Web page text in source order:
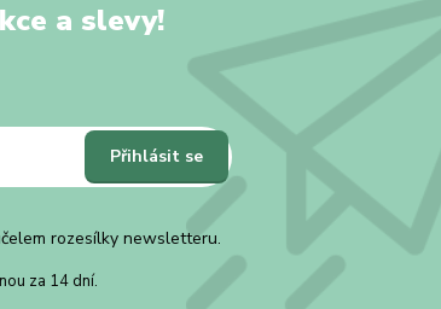
a slevy!
Přihlásit se
rozesílky newsletteru.
za 14 dní.